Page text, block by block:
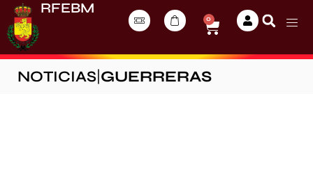
RFEBM
0
NOTICIAS GUERRERAS